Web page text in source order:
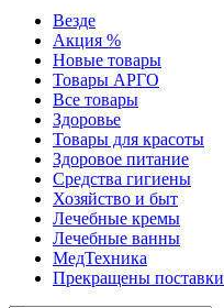
Везде
Акция %
Новые товары
Товары АРГО
Все товары
Здоровье
Товары для красоты
Здоровое питание
Средства гигиены
Хозяйство и быт
Лечебные кремы
Лечебные ванны
МедТехника
Прекращены поставки